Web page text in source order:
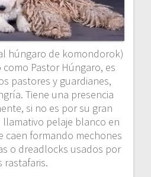
húngaro de komondorok)
Pastor Húngaro, es
pastores y guardianes,
Tiene una presencia
si no es por su gran
pelaje blanco en
caen formando mechones
o dreadlocks usados por
rastafaris.